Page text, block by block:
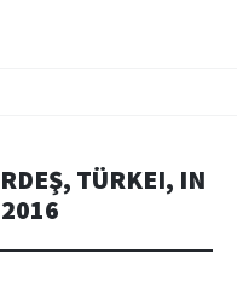
TÜRKEI, IN